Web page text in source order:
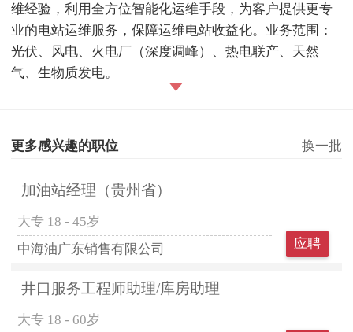
维经验，利用全方位智能化运维手段，为客户提供更专
业的电站运维服务，保障运维电站收益化。业务范围：
光伏、风电、火电厂（深度调峰）、热电联产、天然
气、生物质发电。
更多感兴趣的职位 换一批
加油站经理（贵州省）
大专 18 - 45岁
中海油广东销售有限公司
应聘
井口服务工程师助理/库房助理
大专 18 - 60岁